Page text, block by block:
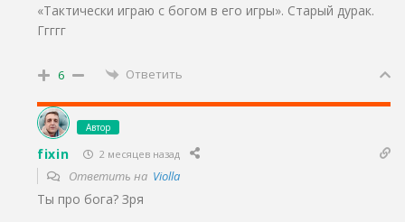
«Тактически играю с богом в его игры». Старый дурак.
Ггггг
6 Ответить
Автор
fixin 2 месяцев назад
Ответить на Violla
Ты про бога? Зря